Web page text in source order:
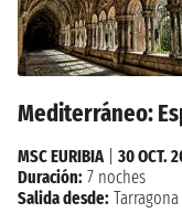
Mediterráneo:
MSC EURIBIA
30 OCT.
Duración: 7 noches
Salida desde: Tarragona